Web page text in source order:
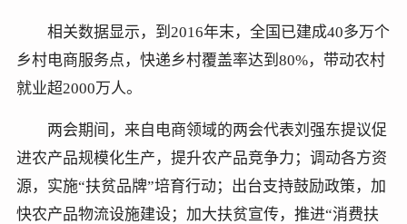
相关数据显示，到2016年末，全国已建成40多万个
乡村电商服务点，快递乡村覆盖率达到80%，带动农村
就业超2000万人。
两会期间，来自电商领域的两会代表刘强东提议促
进农产品规模化生产，提升农产品竞争力；调动各方资
源，实施“扶贫品牌”培育行动；出台支持鼓励政策，加
快农产品物流设施建设；加大扶贫宣传，推进“消费扶